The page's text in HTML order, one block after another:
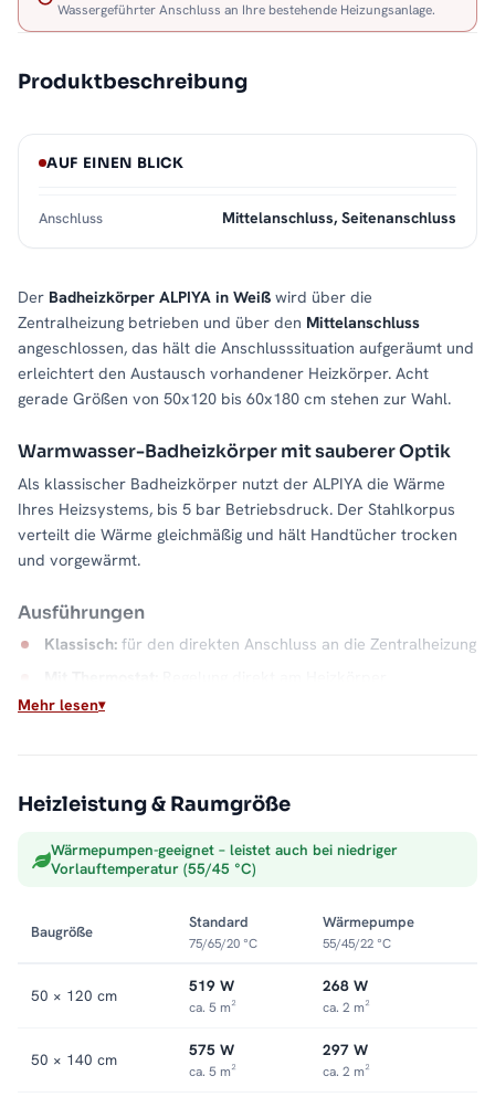
Wassergeführter Anschluss an Ihre bestehende Heizungsanlage.
Produktbeschreibung
Der Badheizkörper ALPIYA in Weiß wird über die
Zentralheizung betrieben und über den Mittelanschluss
angeschlossen, das hält die Anschlusssituation aufgeräumt und
erleichtert den Austausch vorhandener Heizkörper. Acht
gerade Größen von 50x120 bis 60x180 cm stehen zur Wahl.
Warmwasser-Badheizkörper mit sauberer Optik
Als klassischer Badheizkörper nutzt der ALPIYA die Wärme
Ihres Heizsystems, bis 5 bar Betriebsdruck. Der Stahlkorpus
verteilt die Wärme gleichmäßig und hält Handtücher trocken
und vorgewärmt.
Ausführungen
Klassisch: für den direkten Anschluss an die Zentralheizung
Mischbetrieb:
Wandmontage mit 9 bis 10,5 cm Wandabstand. Weitere
Modelle finden Sie in der Kategorie
AUF EINEN BLICK
Anschluss Mittelanschluss, Seitenanschluss
Mehr lesen
Heizleistung & Raumgröße
Wärmepumpen-geeignet – leistet auch bei niedriger
Vorlauftemperatur (55/45 °C)
Baugröße
Standard
75/65/20 °C
Wärmepumpe
55/45/22 °C
50 × 120 cm 519 W
ca. 5 m²
268 W
ca. 2 m²
50 × 140 cm 575 W
ca. 5 m²
297 W
ca. 2 m²